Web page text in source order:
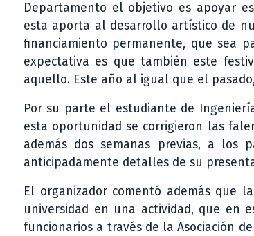
Departamento el objetivo es apoyar
esta aporta al desarrollo artístico de
financiamiento permanente, que sea
expectativa es que también este
aquello. Este año al igual que el
Por su parte el estudiante de
esta oportunidad se corrigieron las
además dos semanas previas, a
anticipadamente detalles de su
El organizador comentó además que
universidad en una actividad, que en
funcionarios a través de la Asociación